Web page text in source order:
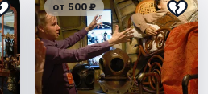
от 500 ₽